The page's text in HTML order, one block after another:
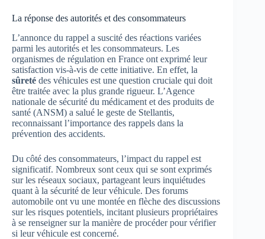
La réponse des autorités et des consommateurs
L’annonce du rappel a suscité des réactions variées
parmi les autorités et les consommateurs. Les
organismes de régulation en France ont exprimé leur
satisfaction vis-à-vis de cette initiative. En effet, la
sûreté des véhicules est une question cruciale qui doit
être traitée avec la plus grande rigueur. L’Agence
nationale de sécurité du médicament et des produits de
santé (ANSM) a salué le geste de Stellantis,
reconnaissant l’importance des rappels dans la
prévention des accidents.
Du côté des consommateurs, l’impact du rappel est
significatif. Nombreux sont ceux qui se sont exprimés
sur les réseaux sociaux, partageant leurs inquiétudes
quant à la sécurité de leur véhicule. Des forums
automobile ont vu une montée en flèche des discussions
sur les risques potentiels, incitant plusieurs propriétaires
à se renseigner sur la manière de procéder pour vérifier
si leur véhicule est concerné.